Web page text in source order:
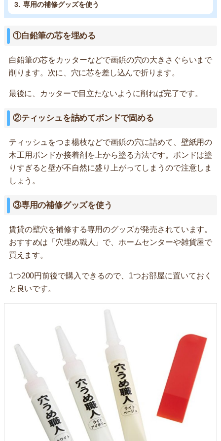
専用の補修グッズを使う
①白鉛筆の芯を埋める
白鉛筆の芯をカッターなどで画鋲の穴の大きさぐらいまで
削ります。次に、穴に芯を差し込んで折ります。
最後に、カッターで目立たないように削れば完了です。
②ティッシュを詰めてボンドで固める
ティッシュをつま楊枝などで画鋲の穴に詰めて、壁紙用の
木工用ボンドか接着剤を上から塗る方法です。ボンドは塗
りすぎると壁が不自然に盛り上がってしまうので注意しま
しょう。
③専用の補修グッズを使う
賃貸の壁穴を補修する専用のグッズが発売されています。
おすすめは「穴埋め職人」で、ホームセンターや雑貨屋で
買えます。
1つ200円前後で購入できるので、1つお部屋に置いておく
と良いです。